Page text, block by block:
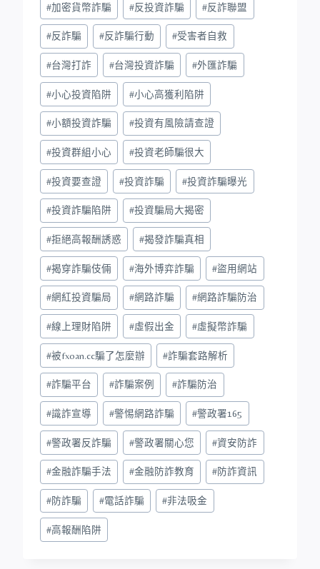
#加密貨幣詐騙 #反投資詐騙 #反詐聯盟
#反詐騙 #反詐騙行動 #受害者自救
#台灣打詐 #台灣投資詐騙 #外匯詐騙
#小心投資陷阱 #小心高獲利陷阱
#小額投資詐騙 #投資有風險請查證
#投資群組小心 #投資老師騙很大
#投資要查證 #投資詐騙 #投資詐騙曝光
#投資詐騙陷阱 #投資騙局大揭密
#拒絕高報酬誘惑 #揭發詐騙真相
#揭穿詐騙伎倆 #海外博弈詐騙 #盜用網站
#網紅投資騙局 #網路詐騙 #網路詐騙防治
#線上理財陷阱 #虛假出金 #虛擬幣詐騙
#被fxoan.cc騙了怎麼辦 #詐騙套路解析
#詐騙平台 #詐騙案例 #詐騙防治
#識詐宣導 #警惕網路詐騙 #警政署165
#警政署反詐騙 #警政署關心您 #資安防詐
#金融詐騙手法 #金融防詐教育 #防詐資訊
#防詐騙 #電話詐騙 #非法吸金
#高報酬陷阱